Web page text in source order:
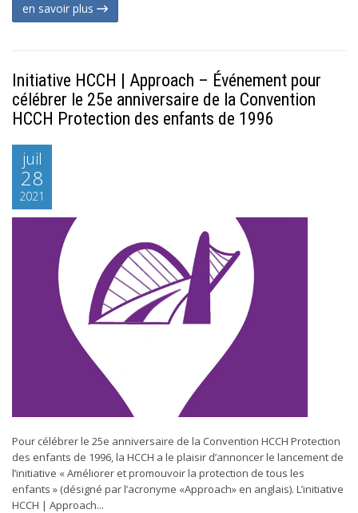
en savoir plus
Initiative HCCH | Approach – Événement pour
célébrer le 25e anniversaire de la Convention
HCCH Protection des enfants de 1996
juil
28
2021
Pour célébrer le 25e anniversaire de la Convention HCCH Protection
des enfants de 1996, la HCCH a le plaisir d’annoncer le lancement de
l’initiative « Améliorer et promouvoir la protection de tous les
enfants » (désigné par l’acronyme «Approach» en anglais). L’initiative
HCCH | Approach...